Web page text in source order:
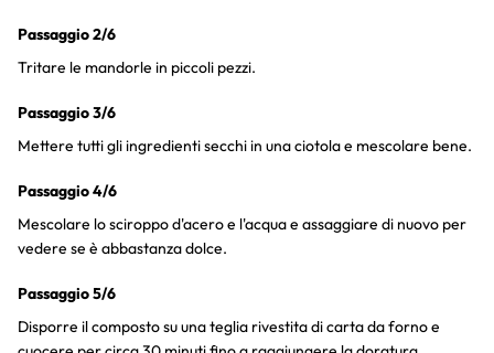
Passaggio 2/6
Tritare le mandorle in piccoli pezzi.
Passaggio 3/6
Mettere tutti gli ingredienti secchi in una ciotola e mescolare bene.
Passaggio 4/6
Mescolare lo sciroppo d'acero e l'acqua e assaggiare di nuovo per
vedere se è abbastanza dolce.
Passaggio 5/6
Disporre il composto su una teglia rivestita di carta da forno e